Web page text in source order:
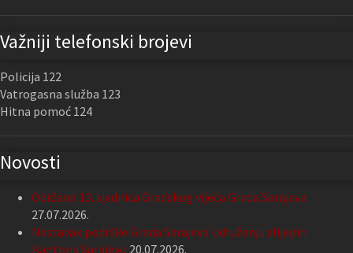
Važniji telefonski brojevi
Policija 122
Vatrogasna služba 123
Hitna pomoć 124
Novosti
Održana 13. sjednica Gradskog vijeća Grada Sarajeva
27.07.2026.
Nastavak podrške Grada Sarajeva Udruženju slijepih
Kantona Sarajevo 20.07.2026.